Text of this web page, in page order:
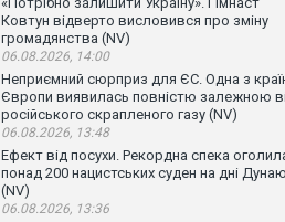
Ковтун відверто висловився про зміну
громадянства (NV)
06.08.2026, 14:00
Неприємний сюрприз для ЄС. Одна з
Європи виявилась повністю залежною
російського скрапленого газу (NV)
06.08.2026, 13:48
Ефект від посухи. Рекордна спека
понад 200 нацистських суден на дні Дунаю
(NV)
06.08.2026, 13:36